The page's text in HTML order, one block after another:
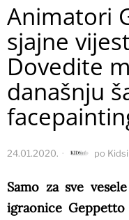
Animatori
sjajne
Dovedite
današnju
24.01.2020. po
Samo za sve
igraonice